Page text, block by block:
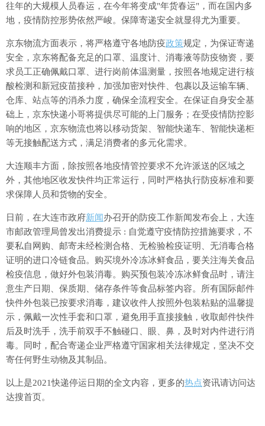
往年的大规模人员春运，在今年将变成"年货春运"，而在国内多
地，疫情防控形势依然严峻。保障寄递安全就显得尤为重要。
京东物流方面表示，将严格遵守各地防疫政策规定，为保证寄递
安全，京东将配备充足的口罩、温度计、消毒液等防疫物资，要
求员工正确佩戴口罩、进行岗前体温测量，按照各地规定进行核
酸检测和新冠疫苗接种，加强加密对快件、包裹以及运输车辆、
仓库、站点等的消杀力度，确保全流程安全。在保证自身安全基
础上，京东快递小哥将提供尽可能的上门服务；在受疫情防控影
响的地区，京东物流也将以移动货架、智能快递车、智能快递柜
等无接触配送方式，满足消费者的多元化需求。
大连顺丰方面，除按照各地疫情管控要求不允许派送的区域之
外，其他地区收发快件均正常运行，同时严格执行防疫标准和要
求保障人员和货物的安全。
日前，在大连市政府新闻办召开的防疫工作新闻发布会上，大连
市邮政管理局曾发出消费提示 : 自觉遵守疫情防控措施要求，不
要私自网购、邮寄未经检测合格、无检验检疫证明、无消毒合格
证明的进口冷链食品。购买境外冷冻冰鲜食品，要关注海关食品
检疫信息，做好外包装消毒。购买预包装冷冻冰鲜食品时，请注
意生产日期、保质期、储存条件等食品标签内容。所有国际邮件
快件外包装已按要求消毒，建议收件人按照外包装粘贴的温馨提
示，佩戴一次性手套和口罩，避免用手直接接触，收取邮件快件
后及时洗手，洗手前双手不触碰口、眼、鼻，及时对内件进行消
毒。同时，配合寄递企业严格遵守国家相关法律规定，坚决不交
寄任何野生动物及其制品。
以上是2021快递停运日期的全文内容，更多的热点资讯请访问达
达搜首页。